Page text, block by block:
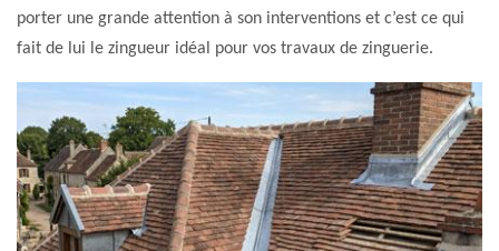
porter une grande attention à son interventions et c’est ce qui
fait de lui le zingueur idéal pour vos travaux de zinguerie.